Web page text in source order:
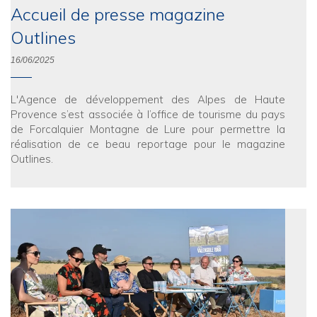
Accueil de presse magazine
Outlines
16/06/2025
L'Agence de développement des Alpes de Haute
Provence s’est associée à l’office de tourisme du pays
de Forcalquier Montagne de Lure pour permettre la
réalisation de ce beau reportage pour le magazine
Outlines.